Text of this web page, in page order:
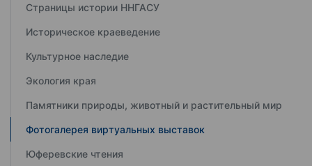
Страницы истории ННГАСУ
Историческое краеведение
Культурное наследие
Экология края
Памятники природы, животный и растительный мир
Фотогалерея виртуальных выставок
Юферевские чтения